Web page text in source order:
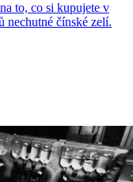
to, co si kupujete v
nechutné čínské zelí.